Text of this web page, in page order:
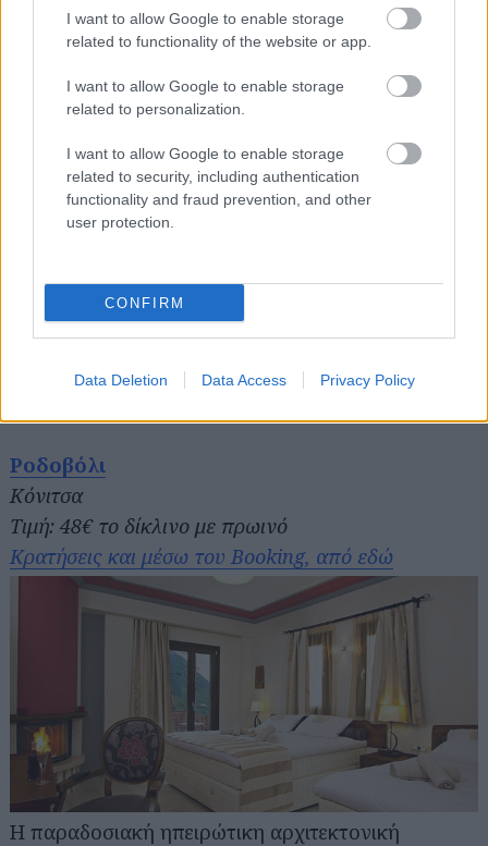
I want to allow Google to enable storage
related to functionality of the website or app.
I want to allow Google to enable storage
related to personalization.
I want to allow Google to enable storage
related to security, including authentication
functionality and fraud prevention, and other
user protection.
CONFIRM
Data Deletion Data Access Privacy Policy
Στο κέντρο του χωριού που δανείζεται το όνομά
μόνο μέτρα μακριά από την όχθη της, ο
παραδοσιακός πετρόχτιστος ξενώνας Μορφή
διαθέτει άνετα, φωτεινά στούντιο με χαλαρωτικά
και θέα στο όρος Μπέλλες. Η περιοχή ενδείκνυται
για βαρκάδες στη λίμνη, ιππασία, πεζοπορία αλλά
και γευσιγνωσία –η τοπική κουζίνα φημίζεται για
τις ιδιαίτερες σπεσιαλιτέ της, που περιλαμβάνουν
Ροδοβόλι
Κόνιτσα
Τιμή: 48€ το δίκλινο με πρωινό
Κρατήσεις και μέσω του Booking, από εδώ
Η παραδοσιακή ηπειρώτικη αρχιτεκτονική